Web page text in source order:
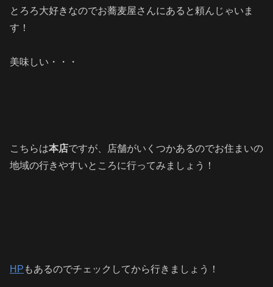
とろろ大好きなのでお蕎麦屋さんにあると頼んじゃいま
す！
美味しい・・・
こちらは本店ですが、店舗がいくつかあるのでお住まいの
地域の行きやすいところに行ってみましょう！
HP もあるのでチェックしてから行きましょう！